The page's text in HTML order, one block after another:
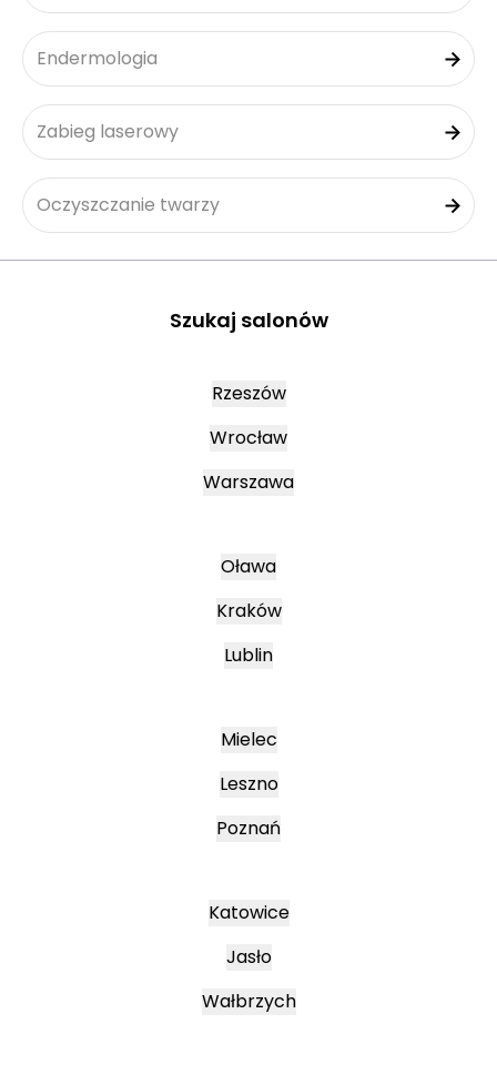
Endermologia
Zabieg laserowy
Oczyszczanie twarzy
Szukaj salonów
Rzeszów
Wrocław
Warszawa
Oława
Kraków
Lublin
Mielec
Leszno
Poznań
Katowice
Jasło
Wałbrzych